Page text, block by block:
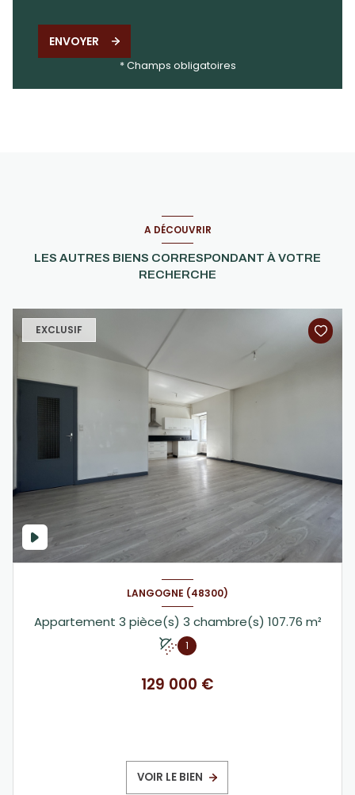
ENVOYER
* Champs obligatoires
A DÉCOUVRIR
LES AUTRES BIENS CORRESPONDANT À VOTRE
RECHERCHE
EXCLUSIF
LANGOGNE (48300)
Appartement 3 pièce(s) 3 chambre(s) 107.76 m²
1
129 000 €
VOIR LE BIEN